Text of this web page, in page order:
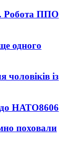
Робота ППО
одного
чоловіків із
до НАТО8606
поховали